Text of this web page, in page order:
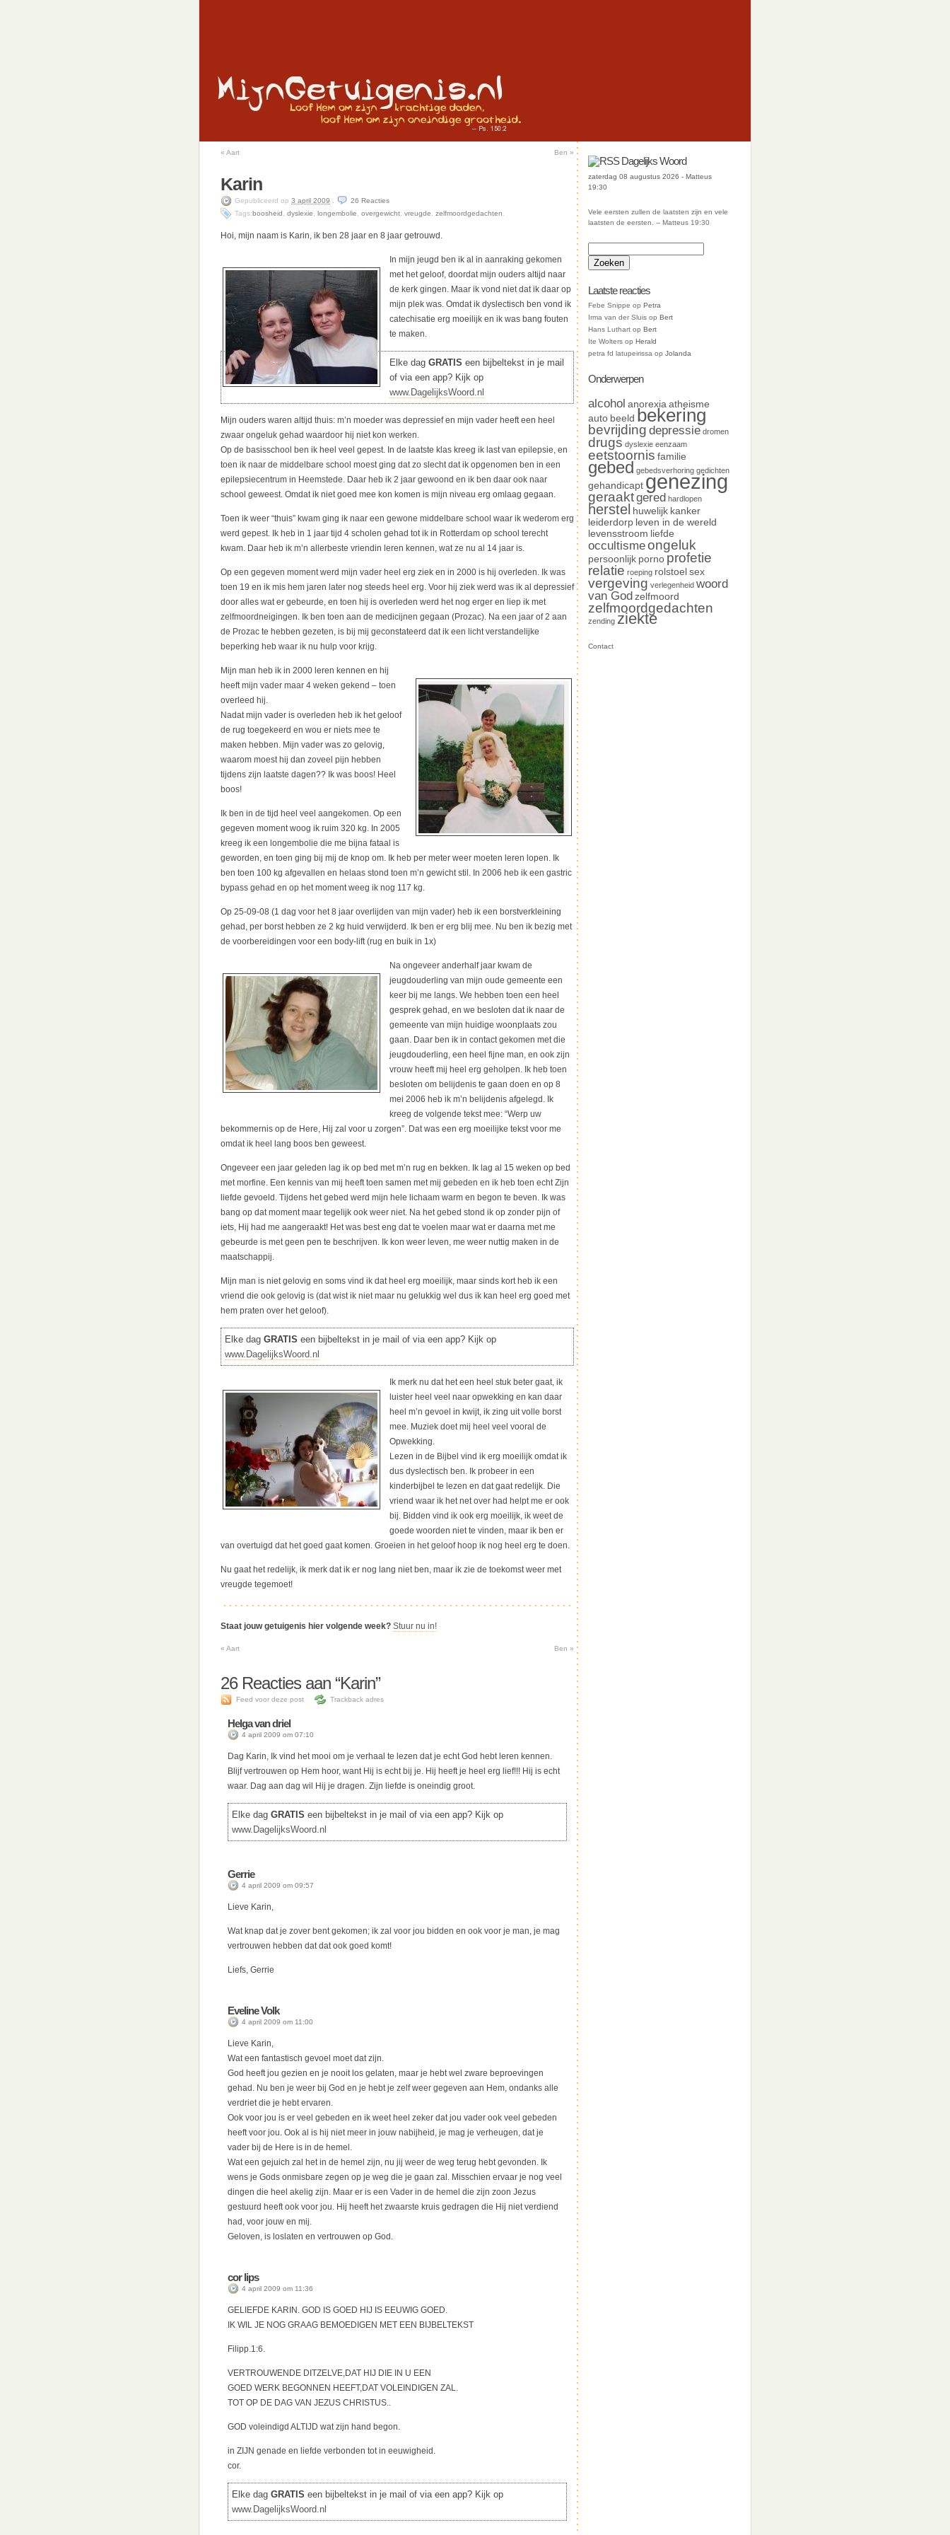
« Aart Ben »
Karin
Gepubliceerd op 3 april 2009 26 Reacties
Tags:boosheid dyslexie longembolie overgewicht vreugde zelfmoordgedachten
Hoi, mijn naam is Karin, ik ben 28 jaar en 8 jaar getrouwd.
In mijn jeugd ben ik al in aanraking gekomen
met het geloof, doordat mijn ouders altijd naar
de kerk gingen. Maar ik vond niet dat ik daar op
mijn plek was. Omdat ik dyslectisch ben vond ik
catechisatie erg moeilijk en ik was bang fouten
te maken.
Elke dag GRATIS een bijbeltekst in je mail
of via een app? Kijk op
www.DagelijksWoord.nl
Mijn ouders waren altijd thuis: m’n moeder was depressief en mijn vader heeft een heel
zwaar ongeluk gehad waardoor hij niet kon werken.
Op de basisschool ben ik heel veel gepest. In de laatste klas kreeg ik last van epilepsie, en
toen ik naar de middelbare school moest ging dat zo slecht dat ik opgenomen ben in een
epilepsiecentrum in Heemstede. Daar heb ik 2 jaar gewoond en ik ben daar ook naar
school geweest. Omdat ik niet goed mee kon komen is mijn niveau erg omlaag gegaan.
Toen ik weer “thuis” kwam ging ik naar een gewone middelbare school waar ik wederom erg
werd gepest. Ik heb in 1 jaar tijd 4 scholen gehad tot ik in Rotterdam op school terecht
kwam. Daar heb ik m’n allerbeste vriendin leren kennen, wat ze nu al 14 jaar is.
Op een gegeven moment werd mijn vader heel erg ziek en in 2000 is hij overleden. Ik was
toen 19 en ik mis hem jaren later nog steeds heel erg. Voor hij ziek werd was ik al depressief
door alles wat er gebeurde, en toen hij is overleden werd het nog erger en liep ik met
zelfmoordneigingen. Ik ben toen aan de medicijnen gegaan (Prozac). Na een jaar of 2 aan
de Prozac te hebben gezeten, is bij mij geconstateerd dat ik een licht verstandelijke
beperking heb waar ik nu hulp voor krijg.
Mijn man heb ik in 2000 leren kennen en hij
heeft mijn vader maar 4 weken gekend – toen
overleed hij.
Nadat mijn vader is overleden heb ik het geloof
de rug toegekeerd en wou er niets mee te
maken hebben. Mijn vader was zo gelovig,
waarom moest hij dan zoveel pijn hebben
tijdens zijn laatste dagen?? Ik was boos! Heel
boos!
Ik ben in de tijd heel veel aangekomen. Op een
gegeven moment woog ik ruim 320 kg. In 2005
kreeg ik een longembolie die me bijna fataal is
geworden, en toen ging bij mij de knop om. Ik heb per meter weer moeten leren lopen. Ik
ben toen 100 kg afgevallen en helaas stond toen m’n gewicht stil. In 2006 heb ik een gastric
bypass gehad en op het moment weeg ik nog 117 kg.
Op 25-09-08 (1 dag voor het 8 jaar overlijden van mijn vader) heb ik een borstverkleining
gehad, per borst hebben ze 2 kg huid verwijderd. Ik ben er erg blij mee. Nu ben ik bezig met
de voorbereidingen voor een body-lift (rug en buik in 1x)
Na ongeveer anderhalf jaar kwam de
jeugdouderling van mijn oude gemeente een
keer bij me langs. We hebben toen een heel
gesprek gehad, en we besloten dat ik naar de
gemeente van mijn huidige woonplaats zou
gaan. Daar ben ik in contact gekomen met die
jeugdouderling, een heel fijne man, en ook zijn
vrouw heeft mij heel erg geholpen. Ik heb toen
besloten om belijdenis te gaan doen en op 8
mei 2006 heb ik m’n belijdenis afgelegd. Ik
kreeg de volgende tekst mee: “Werp uw
bekommernis op de Here, Hij zal voor u zorgen”. Dat was een erg moeilijke tekst voor me
omdat ik heel lang boos ben geweest.
Ongeveer een jaar geleden lag ik op bed met m’n rug en bekken. Ik lag al 15 weken op bed
met morfine. Een kennis van mij heeft toen samen met mij gebeden en ik heb toen echt Zijn
liefde gevoeld. Tijdens het gebed werd mijn hele lichaam warm en begon te beven. Ik was
bang op dat moment maar tegelijk ook weer niet. Na het gebed stond ik op zonder pijn of
iets, Hij had me aangeraakt! Het was best eng dat te voelen maar wat er daarna met me
gebeurde is met geen pen te beschrijven. Ik kon weer leven, me weer nuttig maken in de
maatschappij.
Mijn man is niet gelovig en soms vind ik dat heel erg moeilijk, maar sinds kort heb ik een
vriend die ook gelovig is (dat wist ik niet maar nu gelukkig wel dus ik kan heel erg goed met
hem praten over het geloof).
Elke dag GRATIS een bijbeltekst in je mail of via een app? Kijk op
www.DagelijksWoord.nl
Ik merk nu dat het een heel stuk beter gaat, ik
luister heel veel naar opwekking en kan daar
heel m’n gevoel in kwijt, ik zing uit volle borst
mee. Muziek doet mij heel veel vooral de
Opwekking.
Lezen in de Bijbel vind ik erg moeilijk omdat ik
dus dyslectisch ben. Ik probeer in een
kinderbijbel te lezen en dat gaat redelijk. Die
vriend waar ik het net over had helpt me er ook
bij. Bidden vind ik ook erg moeilijk, ik weet de
goede woorden niet te vinden, maar ik ben er
van overtuigd dat het goed gaat komen. Groeien in het geloof hoop ik nog heel erg te doen.
Nu gaat het redelijk, ik merk dat ik er nog lang niet ben, maar ik zie de toekomst weer met
vreugde tegemoet!
Staat jouw getuigenis hier volgende week? Stuur nu in!
« Aart Ben »
26Reacties aan “Karin”
Feed voor deze post Trackback adres
Helga van driel
4 april 2009 om 07:10
Dag Karin, Ik vind het mooi om je verhaal te lezen dat je echt God hebt leren kennen.
Blijf vertrouwen op Hem hoor, want Hij is echt bij je. Hij heeft je heel erg lief!!! Hij is echt
waar. Dag aan dag wil Hij je dragen. Zijn liefde is oneindig groot.
Elke dag GRATIS een bijbeltekst in je mail of via een app? Kijk op
www.DagelijksWoord.nl
Gerrie
4 april 2009 om 09:57
Lieve Karin,
Wat knap dat je zover bent gekomen; ik zal voor jou bidden en ook voor je man, je mag
vertrouwen hebben dat dat ook goed komt!
Liefs, Gerrie
Eveline Volk
4 april 2009 om 11:00
Lieve Karin,
Wat een fantastisch gevoel moet dat zijn.
God heeft jou gezien en je nooit los gelaten, maar je hebt wel zware beproevingen
gehad. Nu ben je weer bij God en je hebt je zelf weer gegeven aan Hem, ondanks alle
verdriet die je hebt ervaren.
Ook voor jou is er veel gebeden en ik weet heel zeker dat jou vader ook veel gebeden
heeft voor jou. Ook al is hij niet meer in jouw nabijheid, je mag je verheugen, dat je
vader bij de Here is in de hemel.
Wat een gejuich zal het in de hemel zijn, nu jij weer de weg terug hebt gevonden. Ik
wens je Gods onmisbare zegen op je weg die je gaan zal. Misschien ervaar je nog veel
dingen die heel akelig zijn. Maar er is een Vader in de hemel die zijn zoon Jezus
gestuurd heeft ook voor jou. Hij heeft het zwaarste kruis gedragen die Hij niet verdiend
had, voor jouw en mij.
Geloven, is loslaten en vertrouwen op God.
cor lips
4 april 2009 om 11:36
GELIEFDE KARIN. GOD IS GOED HIJ IS EEUWIG GOED.
IK WIL JE NOG GRAAG BEMOEDIGEN MET EEN BIJBELTEKST
Filipp.1:6.
VERTROUWENDE DITZELVE,DAT HIJ DIE IN U EEN
GOED WERK BEGONNEN HEEFT,DAT VOLEINDIGEN ZAL.
TOT OP DE DAG VAN JEZUS CHRISTUS..
GOD voleindigd ALTIJD wat zijn hand begon.
in ZIJN genade en liefde verbonden tot in eeuwigheid.
cor.
Elke dag GRATIS een bijbeltekst in je mail of via een app? Kijk op
www.DagelijksWoord.nl
Dagelijks Woord
zaterdag 08 augustus 2026 - Matteus
19:30
Vele eersten zullen de laatsten zijn en vele
laatsten de eersten. -- Matteus 19:30
Laatste reacties
Febe Snippe op Petra
Irma van der Sluis op Bert
Hans Luthart op Bert
Ite Wolters op Herald
petra fd latupeirissa op Jolanda
Onderwerpen
alcohol anorexia atheisme
auto beeld bekering
bevrijding depressie dromen
drugs dyslexie eenzaam
eetstoornis familie
gebed gebedsverhoring gedichten
gehandicaptgenezing
geraaktgered hardlopen
herstel huwelijk kanker
leiderdorp leven in de wereld
levensstroom liefde
occultismeongeluk
persoonlijk porno profetie
relatie roeping rolstoelsex
vergeving verlegenheid woord
van Godzelfmoord
zelfmoordgedachten
zending ziekte
Contact